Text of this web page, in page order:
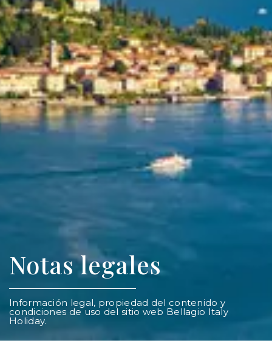
Notas legales
Información legal, propiedad del contenido y
condiciones de uso del sitio web Bellagio Italy
Holiday.